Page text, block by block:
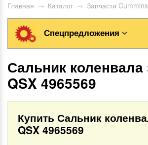
Главная → Каталог → Запчасти
Спецпредложения
Сальник
QSX 4965569
Купить Сальник
QSX 4965569